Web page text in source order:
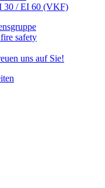
30 / EI 60 (VKF)
safety
uns auf Sie!